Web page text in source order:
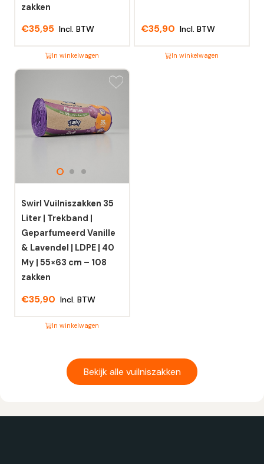
zakken
€35,95 Incl. BTW
In winkelwagen
Dit
meerdere
variaties.
worden
op
de
productpagina
€35,90 Incl. BTW
In winkelwagen
Swirl Vuilniszakken 35
Liter | Trekband |
Geparfumeerd Vanille
& Lavendel | LDPE | 40
My | 55×63 cm – 108
zakken
€35,90 Incl. BTW
In winkelwagen
Deze
Bekijk alle vuilniszakken